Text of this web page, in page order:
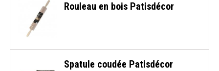
Rouleau en bois Patisdécor
Spatule coudée Patisdécor